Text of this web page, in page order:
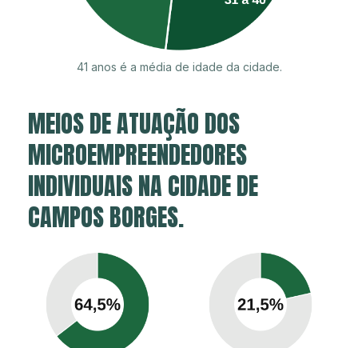
41 anos é a média de idade da cidade.
MEIOS DE ATUAÇÃO DOS
MICROEMPREENDEDORES
INDIVIDUAIS NA CIDADE DE
CAMPOS BORGES.